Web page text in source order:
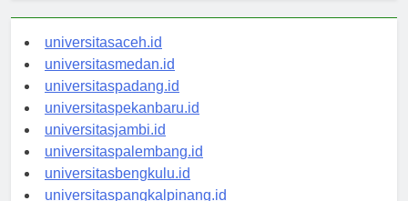
universitasaceh.id
universitasmedan.id
universitaspadang.id
universitaspekanbaru.id
universitasjambi.id
universitaspalembang.id
universitasbengkulu.id